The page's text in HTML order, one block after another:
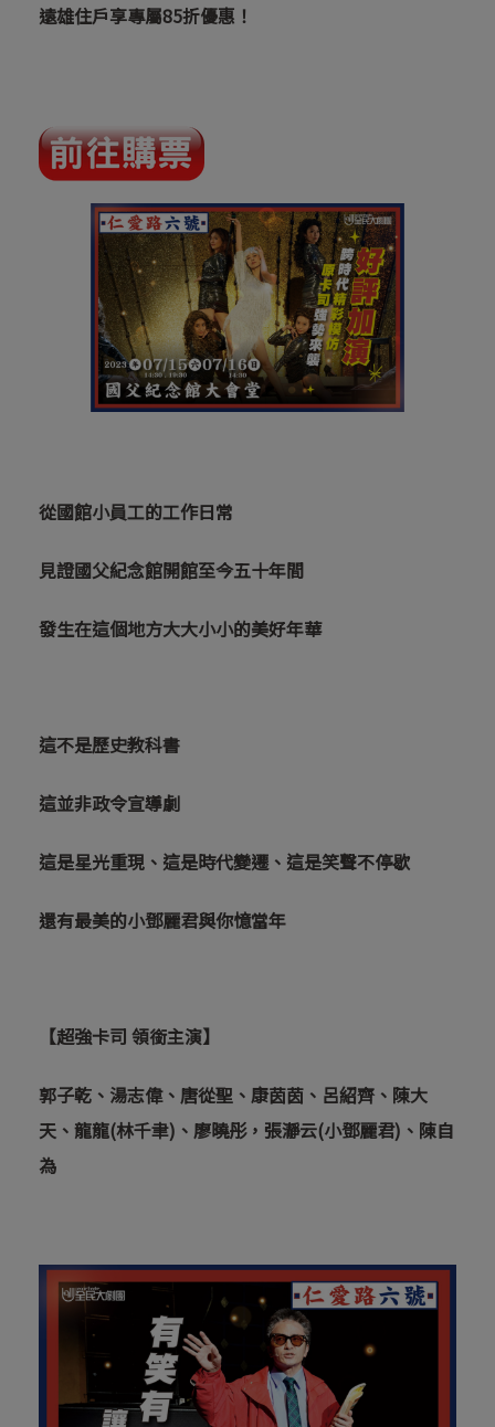
遠雄住戶享專屬85折優惠！
從國館小員工的工作日常
見證國父紀念館開館至今五十年間
發生在這個地方大大小小的美好年華
這不是歷史教科書
這並非政令宣導劇
這是星光重現、這是時代變遷、這是笑聲不停歇
還有最美的小鄧麗君與你憶當年
【超強卡司 領銜主演】
郭子乾、湯志偉、唐從聖、康茵茵、呂紹齊、陳大
天、龍龍(林千聿) 、廖曉彤，張瀞云(小鄧麗君) 、陳自
為